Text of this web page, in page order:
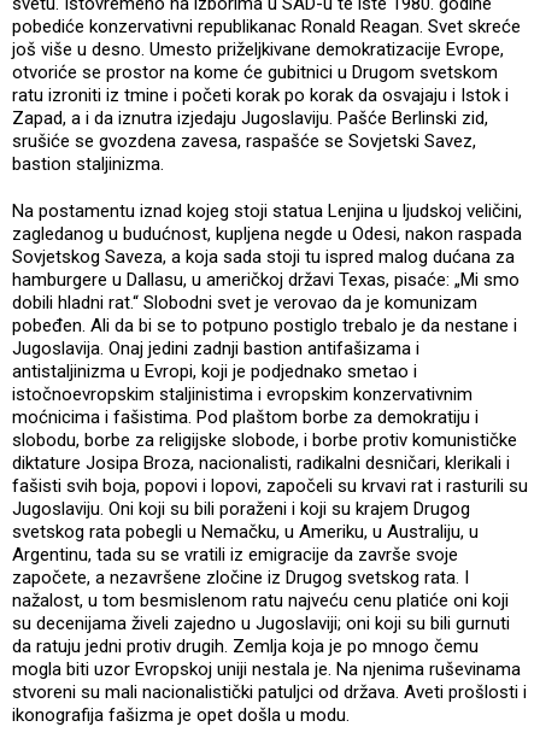
pobediće konzervativni republikanac Ronald Reagan. Svet skreće
još više u desno. Umesto priželjkivane demokratizacije Evrope,
otvoriće se prostor na kome će gubitnici u Drugom svetskom
ratu izroniti iz tmine i početi korak po korak da osvajaju i Istok i
Zapad, a i da iznutra izjedaju Jugoslaviju. Pašće Berlinski zid,
srušiće se gvozdena zavesa, raspašće se Sovjetski Savez,
bastion staljinizma.
Na postamentu iznad kojeg stoji statua Lenjina u ljudskoj veličini,
zagledanog u budućnost, kupljena negde u Odesi, nakon raspada
Sovjetskog Saveza, a koja sada stoji tu ispred malog dućana za
hamburgere u Dallasu, u američkoj državi Texas, pisaće: „Mi smo
dobili hladni rat.“ Slobodni svet je verovao da je komunizam
pobeđen. Ali da bi se to potpuno postiglo trebalo je da nestane i
Jugoslavija. Onaj jedini zadnji bastion antifašizama i
antistaljinizma u Evropi, koji je podjednako smetao i
istočnoevropskim staljinistima i evropskim konzervativnim
moćnicima i fašistima. Pod plaštom borbe za demokratiju i
slobodu, borbe za religijske slobode, i borbe protiv komunističke
diktature Josipa Broza, nacionalisti, radikalni desničari, klerikali i
fašisti svih boja, popovi i lopovi, započeli su krvavi rat i rasturili su
Jugoslaviju. Oni koji su bili poraženi i koji su krajem Drugog
svetskog rata pobegli u Nemačku, u Ameriku, u Australiju, u
Argentinu, tada su se vratili iz emigracije da završe svoje
započete, a nezavršene zločine iz Drugog svetskog rata. I
nažalost, u tom besmislenom ratu najveću cenu platiće oni koji
su decenijama živeli zajedno u Jugoslaviji; oni koji su bili gurnuti
da ratuju jedni protiv drugih. Zemlja koja je po mnogo čemu
mogla biti uzor Evropskoj uniji nestala je. Na njenima ruševinama
stvoreni su mali nacionalistički patuljci od država. Aveti prošlosti i
ikonografija fašizma je opet došla u modu.